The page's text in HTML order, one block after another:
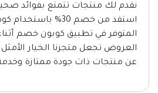
نقدم لك منتجات تتمتع بفوائد
استفد من خصم 30%
المتوفر في تطبيق كوبون خصم
العروض تجعل متجرنا الخيار الأمثل
عن منتجات ذات جودة ممتازة